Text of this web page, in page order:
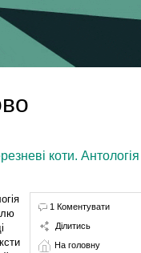
коти. Антологія
1 Коментувати
Ділитись
На головну